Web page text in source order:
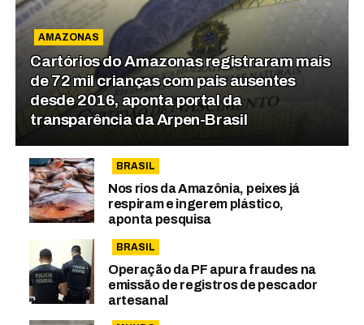
AMAZONAS
Cartórios do Amazonas registraram mais
de 72 mil crianças com pais ausentes
desde 2016, aponta portal da
transparência da Arpen-Brasil
BRASIL
Nos rios da Amazônia, peixes já
respiram e ingerem plástico,
aponta pesquisa
BRASIL
Operação da PF apura fraudes na
emissão de registros de pescador
artesanal